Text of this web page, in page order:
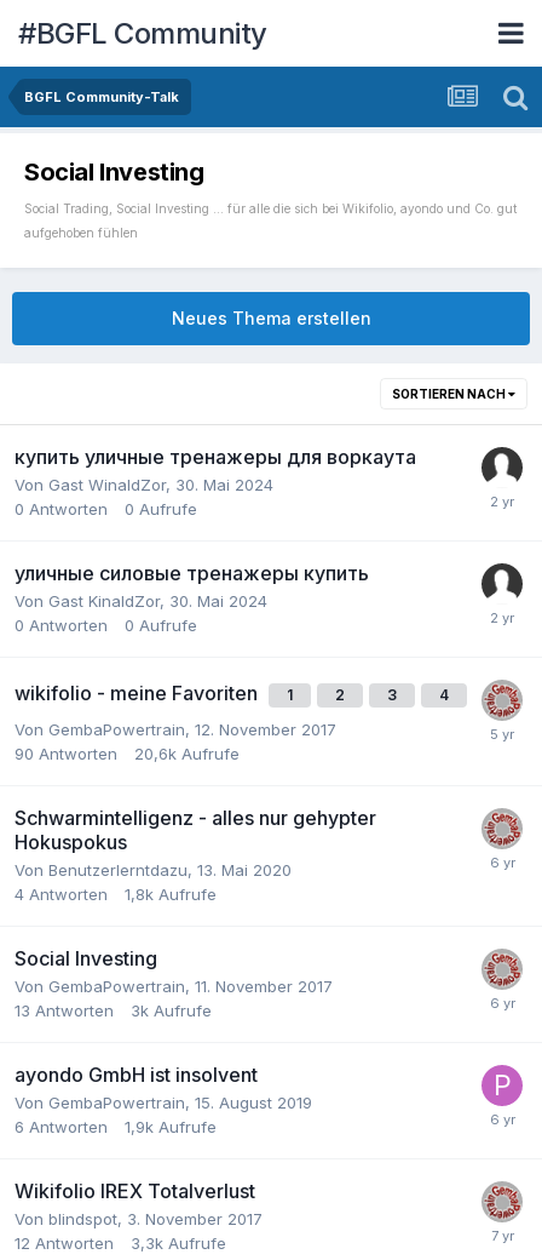
#BGFL Community
BGFL Community-Talk
Social Investing
Social Trading, Social Investing ... für alle die sich bei Wikifolio, ayondo und Co. gut
aufgehoben fühlen
Neues Thema erstellen
SORTIEREN NACH
купить уличные тренажеры для воркаута
Von Gast WinaldZor, 30. Mai 2024
0 Antworten 0 Aufrufe
уличные силовые тренажеры купить
Von Gast KinaldZor, 30. Mai 2024
0 Antworten 0 Aufrufe
wikifolio - meine Favoriten 1 2 3 4
Von GembaPowertrain, 12. November 2017
90 Antworten 20,6k Aufrufe
Schwarmintelligenz - alles nur gehypter
Hokuspokus
Von Benutzerlerntdazu, 13. Mai 2020
4 Antworten 1,8k Aufrufe
Social Investing
Von GembaPowertrain, 11. November 2017
13 Antworten 3k Aufrufe
ayondo GmbH ist insolvent
Von GembaPowertrain, 15. August 2019
6 Antworten 1,9k Aufrufe
Wikifolio IREX Totalverlust
Von blindspot, 3. November 2017
12 Antworten 3,3k Aufrufe